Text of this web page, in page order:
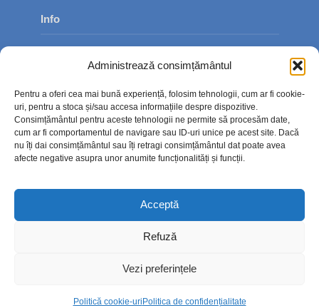
Administrează consimțământul
Pentru a oferi cea mai bună experiență, folosim tehnologii, cum ar fi cookie-
uri, pentru a stoca și/sau accesa informațiile despre dispozitive.
Consimțământul pentru aceste tehnologii ne permite să procesăm date,
cum ar fi comportamentul de navigare sau ID-uri unice pe acest site. Dacă
nu îți dai consimțământul sau îți retragi consimțământul dat poate avea
afecte negative asupra unor anumite funcționalități și funcții.
Acceptă
Refuză
Vezi preferințele
Politică cookie-uriPolitica de confidențialitate
Info
Contact
Politica de confidențialitate
Politică cookie-uri (UE)
Copyright © 2026. TimpOnline.ro